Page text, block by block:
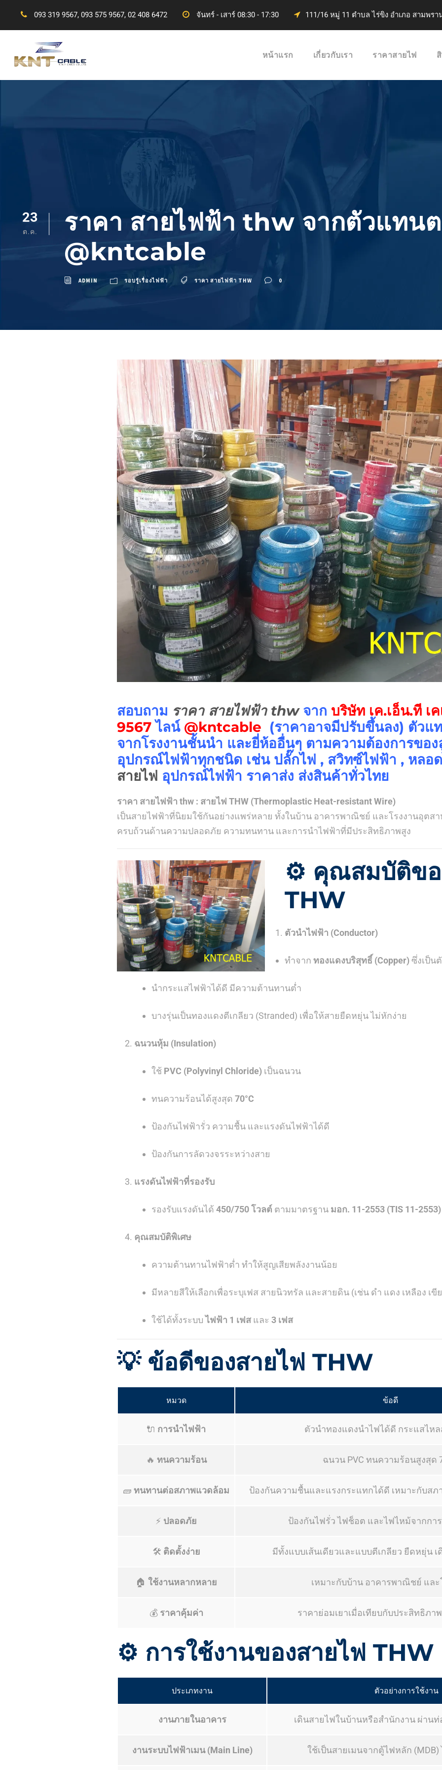
093 319 9567, 093 575 9567, 02 408 6472 จันทร์ - เสาร์ 08:30 - 17:30 111/16 หมู่ 11 ตำบล ไร่ขิง อำเภอ สามพร
หน้าแรก เกี่ยวกับเรา ราคาสายไฟ
23
ต.ค.
ราคา สายไฟฟ้า thw จากตัวแทน
@kntcable
ADMIN รอบรู้เรื่องไฟฟ้า ราคา สายไฟฟ้า THW 0
สอบถาม ราคา สายไฟฟ้า thwจาก บริษัท เค.เอ็น.ที เ
9567 ไลน์ @kntcable (ราคาอาจมีปรับขึ้นลง) ตัวแ
จากโรงงานชั้นนำ และยี่ห้ออื่นๆ ตามความต้องการขอ
อุปกรณ์ไฟฟ้าทุกชนิด เช่น ปลั๊กไฟ , สวิทซ์ไฟฟ้า , หลอ
สายไฟ อุปกรณ์ไฟฟ้า ราคาส่ง ส่งสินค้าทั่วไทย
ราคา สายไฟฟ้า thw : สายไฟ THW (Thermoplastic Heat-resistant Wire)
เป็นสายไฟฟ้าที่นิยมใช้กันอย่างแพร่หลาย ทั้งในบ้าน อาคารพาณิชย์ และโรงงานอุตส
ครบถ้วนด้านความปลอดภัย ความทนทาน และการนำไฟฟ้าที่มีประสิทธิภาพสูง
⚙️ คุณสมบัติขอ
THW
ตัวนำไฟฟ้า (Conductor)
ทำจาก ทองแดงบริสุทธิ์ (Copper)ซึ่งเป็น
นำกระแสไฟฟ้าได้ดี มีความต้านทานต่ำ
บางรุ่นเป็นทองแดงตีเกลียว (Stranded) เพื่อให้สายยืดหยุ่น ไม่หักง่าย
ฉนวนหุ้ม (Insulation)
ใช้ PVC (Polyvinyl Chloride) เป็นฉนวน
ทนความร้อนได้สูงสุด 70°C
ป้องกันไฟฟ้ารั่ว ความชื้น และแรงดันไฟฟ้าได้ดี
ป้องกันการลัดวงจรระหว่างสาย
แรงดันไฟฟ้าที่รองรับ
รองรับแรงดันได้ 450/750 โวลต์ ตามมาตรฐาน มอก. 11-2553 (TIS 11-2553)
คุณสมบัติพิเศษ
ความต้านทานไฟฟ้าต่ำ ทำให้สูญเสียพลังงานน้อย
มีหลายสีให้เลือกเพื่อระบุเฟส สายนิวทรัล และสายดิน (เช่น ดำ แดง เหลือง เขี
ใช้ได้ทั้งระบบไฟฟ้า 1 เฟส และ 3 เฟส
💡 ข้อดีของสายไฟ THW
หมวด ข้อดี
🔌 การนำไฟฟ้า ตัวนำทองแดงนำไฟได้ดี กระแสไหล
🔥 ทนความร้อน ฉนวน PVC ทนความร้อนสูงสุด
🧱 ทนทานต่อสภาพแวดล้อม ป้องกันความชื้นและแรงกระแทกได้ดี เหมาะกับสภ
⚡ ปลอดภัย ป้องกันไฟรั่ว ไฟช็อต และไฟไหม้จากกา
🛠️ ติดตั้งง่าย มีทั้งแบบเส้นเดียวและแบบตีเกลียว ยืดหยุ่น
🏠 ใช้งานหลากหลาย เหมาะกับบ้าน อาคารพาณิชย์ และ
💰 ราคาคุ้มค่า ราคาย่อมเยาเมื่อเทียบกับประสิทธิภา
⚙️ การใช้งานของสายไฟ THW
ประเภทงาน ตัวอย่างการใช้งาน
งานภายในอาคาร เดินสายไฟในบ้านหรือสำนักงาน ผ่าน
งานระบบไฟฟ้าเมน (Main Line) ใช้เป็นสายเมนจากตู้ไฟหลัก